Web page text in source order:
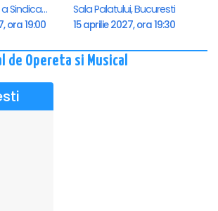
Casa de Cultura a Sindicatelor - Sala Mare, Constanta
ora 19:00
Sala Palatului, Bucuresti
15 aprilie 2027, ora 19:30
de Opereta si Musical